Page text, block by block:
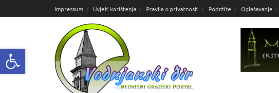
Open toolbar
do
Impressum Uvjeti korištenja Pravila o privatnosti Podržite Oglašavanje